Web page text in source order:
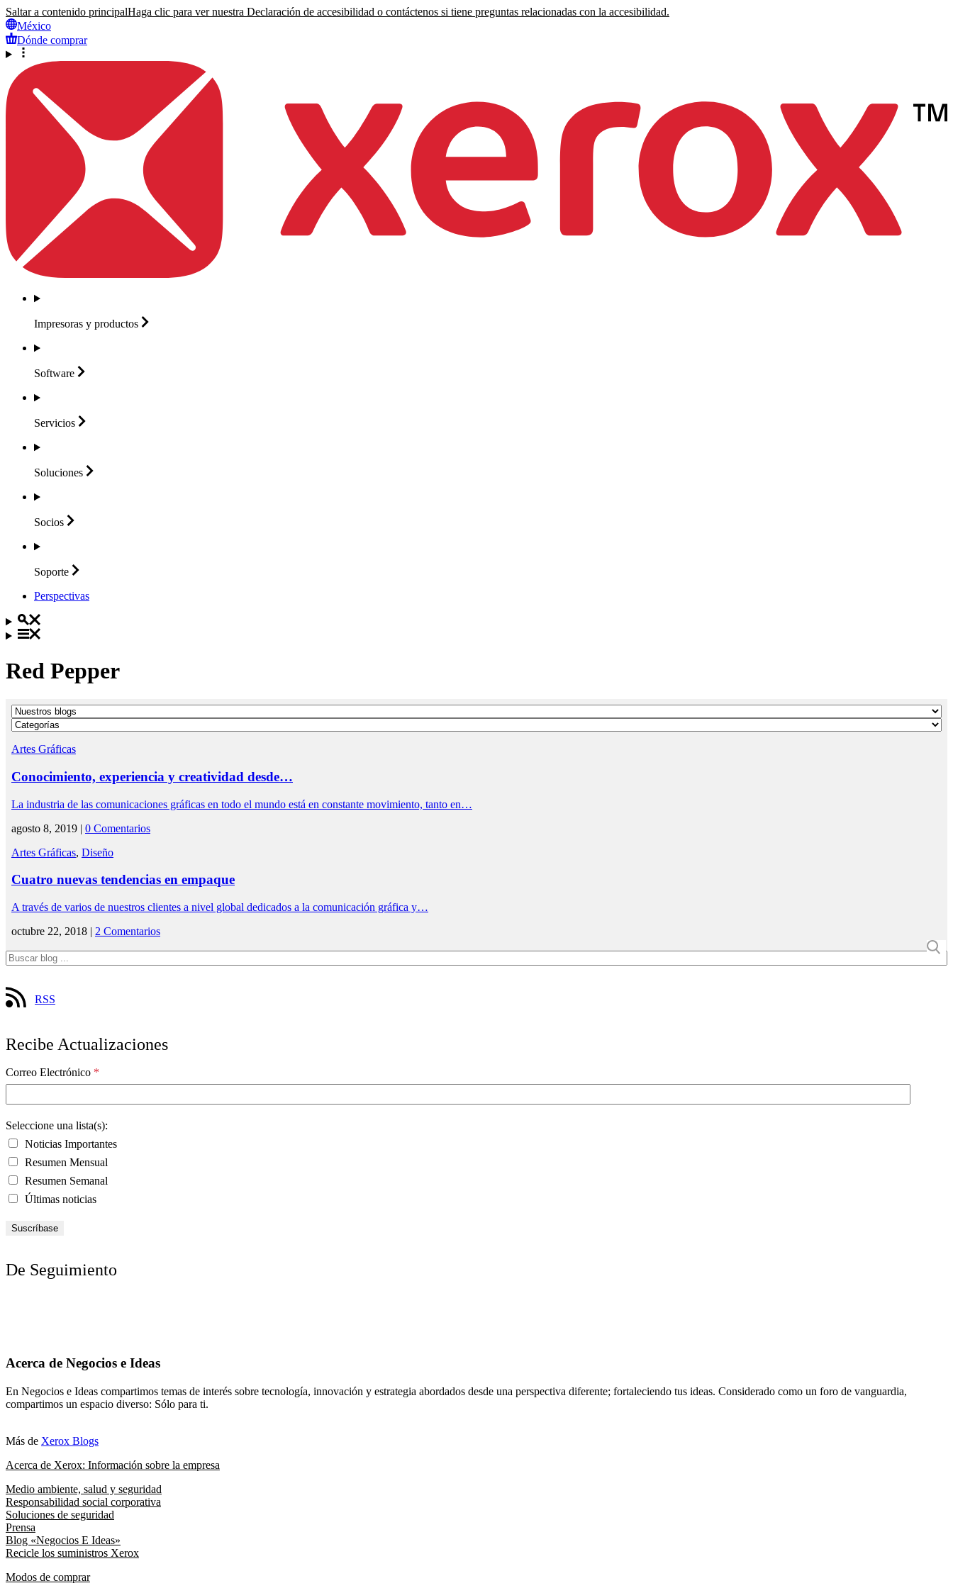
Saltar a contenido principalHaga clic para ver nuestra Declaración de accesibilidad o contáctenos si tiene preguntas relacionadas con la accesibilidad.
México
Dónde comprar
Impresoras y productos
Software
Servicios
Soluciones
Socios
Soporte
Perspectivas
Red Pepper
Artes Gráficas
Conocimiento, experiencia y creatividad desde…
La industria de las comunicaciones gráficas en todo el mundo está en constante movimiento, tanto en…
agosto 8, 2019 | 0 Comentarios
Artes Gráficas, Diseño
Cuatro nuevas tendencias en empaque
A través de varios de nuestros clientes a nivel global dedicados a la comunicación gráfica y…
octubre 22, 2018 | 2 Comentarios
RSS
Recibe Actualizaciones
Correo Electrónico *
Seleccione una lista(s):
Noticias Importantes
Resumen Mensual
Resumen Semanal
Últimas noticias
De Seguimiento
Acerca de Negocios e Ideas
En Negocios e Ideas compartimos temas de interés sobre tecnología, innovación y estrategia abordados desde una perspectiva diferente; fortaleciendo tus ideas. Considerado como un foro de vanguardia,
compartimos un espacio diverso: Sólo para ti.
Más de Xerox Blogs
Acerca de Xerox: Información sobre la empresa
Medio ambiente, salud y seguridad
Responsabilidad social corporativa
Soluciones de seguridad
Prensa
Blog «Negocios E Ideas»
Recicle los suministros Xerox
Modos de comprar